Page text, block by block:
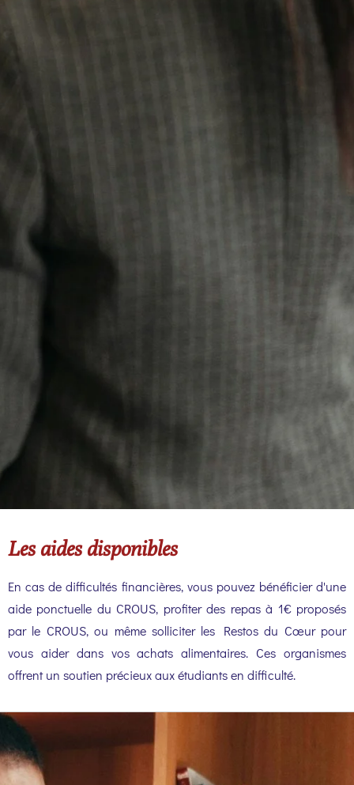
Les aides disponibles
En cas de difficultés financières, vous pouvez bénéficier d'une
aide ponctuelle du CROUS, profiter des repas à 1€ proposés
par le CROUS, ou même solliciter les Restos du Cœur pour
vous aider dans vos achats alimentaires. Ces organismes
offrent un soutien précieux aux étudiants en difficulté.